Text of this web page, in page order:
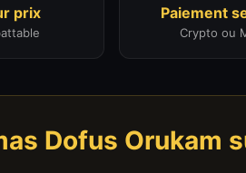
prix Paiement
Crypto ou
Dofus Orukam